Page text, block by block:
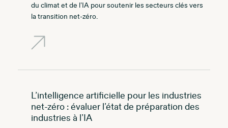
du climat et de l’IA pour soutenir les secteurs clés vers
la transition net-zéro.
L’intelligence artificielle pour les industries
net-zéro : évaluer l’état de préparation des
industries à l’IA